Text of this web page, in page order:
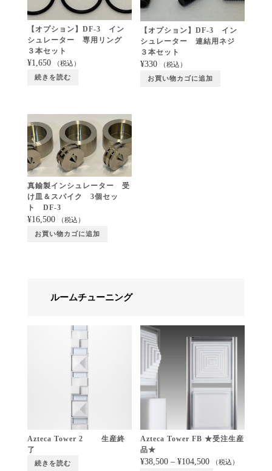
【オプション】DF-3 イン
シュレーター 専用リング
３本セット
¥1,650 （税込）
続きを読む
【オプション】DF-3 イン
シュレーター 連結用ネジ
３本セット
¥330 （税込）
お買い物カゴに追加
真鍮製インシュレーター 受
け皿＆スパイク 3個セッ
ト DF-3
¥16,500 （税込）
お買い物カゴに追加
ルームチューニング
Azteca Tower 2 生産終
了
続きを読む
Azteca Tower FB ★受注生産
品★
¥38,500 –¥104,500 （税込）